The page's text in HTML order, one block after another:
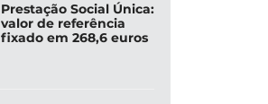
Prestação Social Única:
valor de referência
fixado em 268,6 euros